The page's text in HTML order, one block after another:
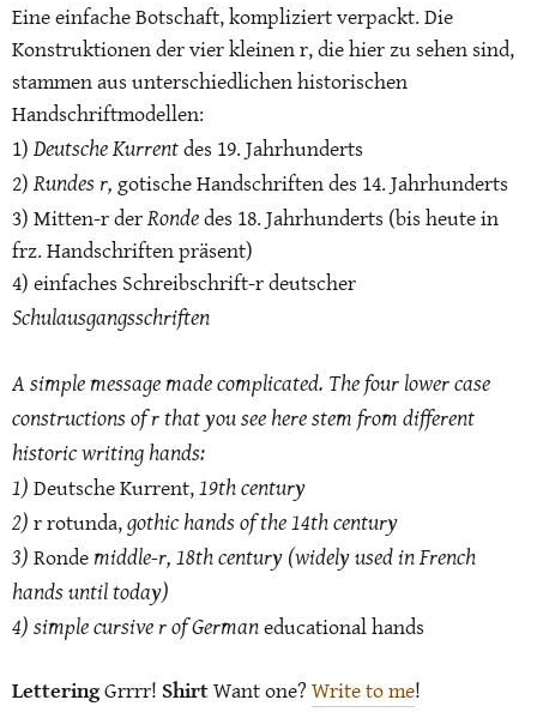
Eine einfache Botschaft, kompliziert verpackt. Die
Konstruktionen der vier kleinen r, die hier zu sehen sind,
stammen aus unterschiedlichen historischen
Handschriftmodellen:
1)Deutsche Kurrentdes 19. Jahrhunderts
2)Rundes r,gotische Handschriften des 14. Jahrhunderts
3) Mitten-r derRondedes 18. Jahrhunderts (bis heute in
frz. Handschriften präsent)
4) einfaches Schreibschrift-r deutscher
Schulausgangsschriften
A simple message made complicated. The four lower case
constructions of r that you see here stem from different
historic writing hands:
1)Deutsche Kurrent,19th century
2)r rotunda,gothic hands of the 14th century
3)Rondemiddle-r, 18th century (widely used in French
hands until today)
4) simple cursive r of Germaneducational hands
LetteringGrrrr! ShirtWant one?Write to me!